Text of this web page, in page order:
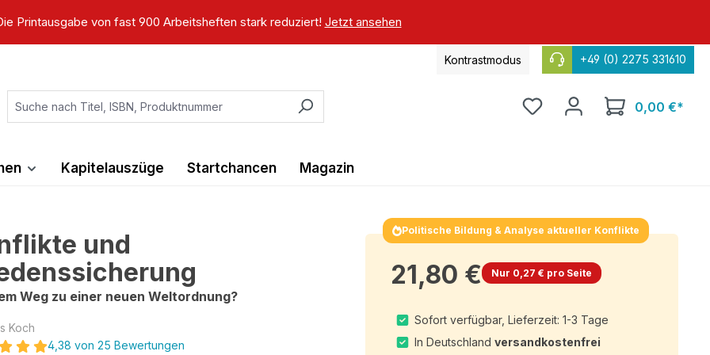
Printausgabe von fast 900 Arbeitsheften stark reduziert! Jetzt ansehen
Kontrastmodus +49 (0) 2275 331610
0,00 €*
Kapitelauszüge Startchancen Magazin
und
Weg zu einer neuen Weltordnung?
Koch
4,38 von 25 Bewertungen
Politische Bildung & Analyse aktueller Konflikte
21,80 € Nur 0,27 € pro Seite
Sofort verfügbar, Lieferzeit: 1-3 Tage
In Deutschland versandkostenfrei